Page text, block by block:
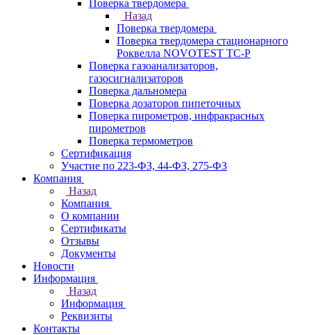
Поверка твердомера
Назад
Поверка твердомера
Поверка твердомера стационарного
Роквелла NOVOTEST TС-Р
Поверка газоанализаторов,
газосигнализаторов
Поверка дальномера
Поверка дозаторов пипеточных
Поверка пирометров, инфракрасных
пирометров
Поверка термометров
Сертификация
Участие по 223-ФЗ, 44-ФЗ, 275-ФЗ
Компания
Назад
Компания
О компании
Сертификаты
Отзывы
Документы
Новости
Информация
Назад
Информация
Реквизиты
Контакты